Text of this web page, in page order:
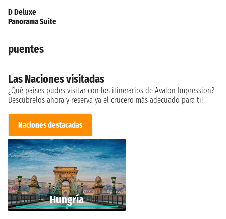
D Deluxe
Panorama Suite
puentes
Las Naciones visitadas
¿Qué países pudes visitar con los itinerarios de Avalon Impression?
Descúbrelos ahora y reserva ya el crucero más adecuado para ti!
Naciones destacadas
Hungría